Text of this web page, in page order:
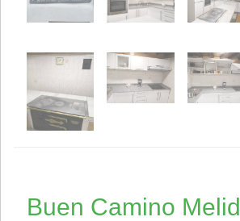
Buen Camino